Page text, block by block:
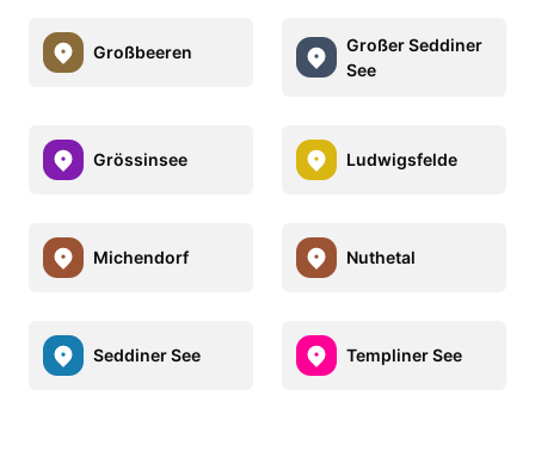
Großbeeren
Großer Seddiner
See
Grössinsee Ludwigsfelde
Michendorf Nuthetal
Seddiner See Templiner See